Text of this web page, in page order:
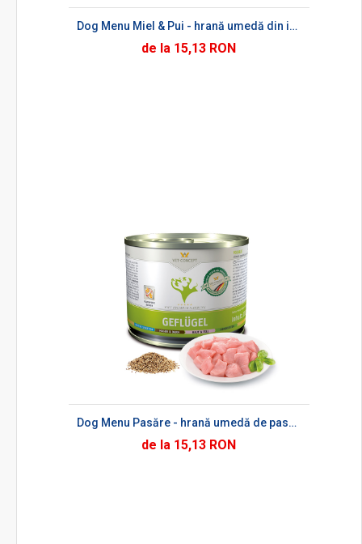
Dog Menu Miel & Pui - hrană umedă din inimă de miel și carne de pui pentru câini
de la 15,13 RON
Dog Menu Pasăre - hrană umedă de pasăre pentru câini
de la 15,13 RON